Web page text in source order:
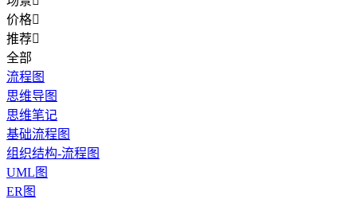
价格
推荐
全部
流程图
思维导图
思维笔记
基础流程图
组织结构-流程图
UML图
ER图